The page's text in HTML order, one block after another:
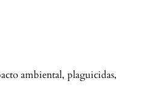
ambiental, plaguicidas,